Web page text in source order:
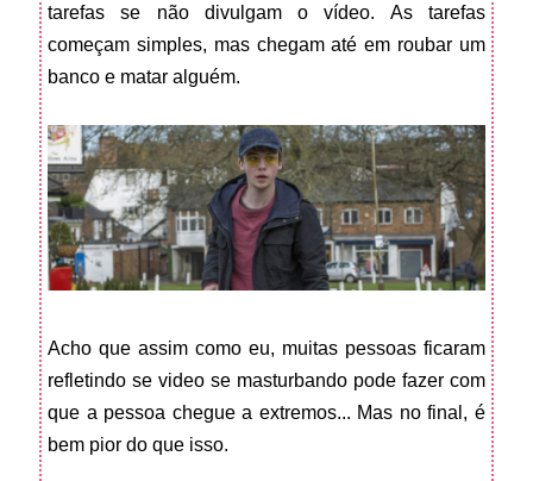
tarefas se não divulgam o vídeo. As tarefas
começam simples, mas chegam até em roubar um
banco e matar alguém.
Acho que assim como eu, muitas pessoas ficaram
refletindo se video se masturbando pode fazer com
que a pessoa chegue a extremos... Mas no final, é
bem pior do que isso.